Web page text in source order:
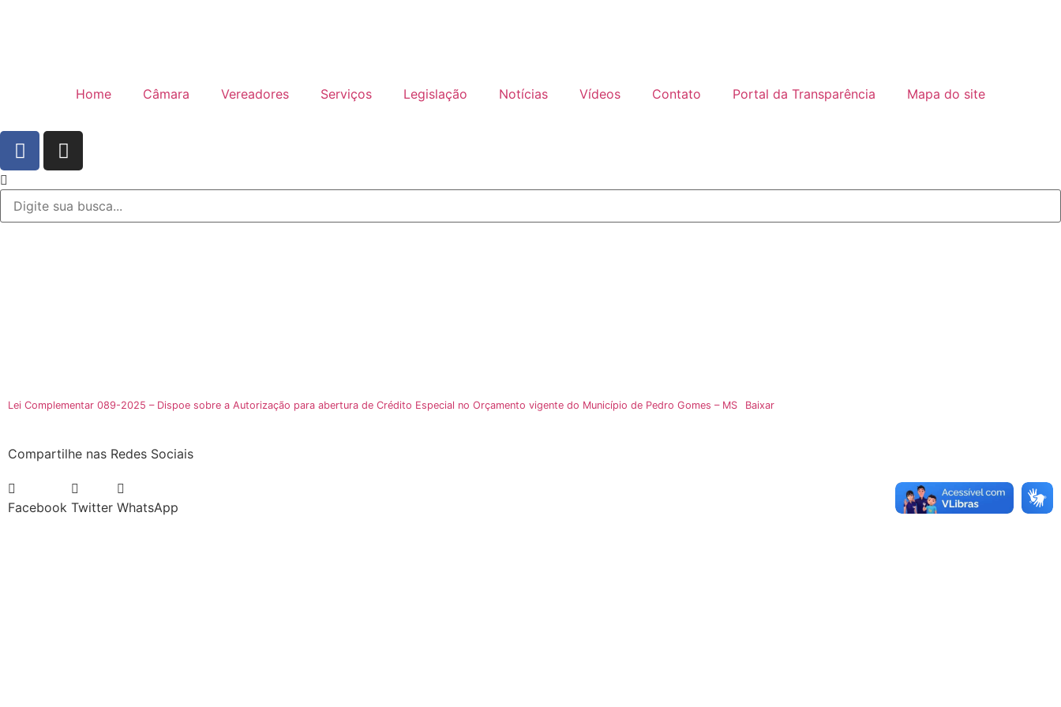
Home Câmara Vereadores Serviços Legislação Notícias Vídeos Contato Portal da Transparência Mapa do site
Lei Complementar 089-2025 – Dispoe sobre a Autorização para abertura de Crédito Especial no Orçamento vigente do Município de Pedro Gomes – MS Baixar
Compartilhe nas Redes Sociais
Facebook Twitter WhatsApp